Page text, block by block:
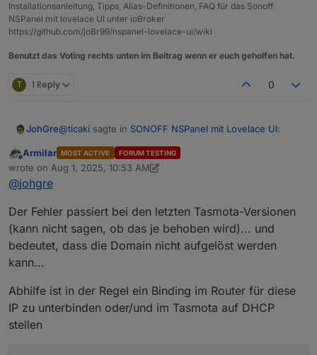
Installationsanleitung, Tipps, Alias-Definitionen, FAQ für das Sonoff
NSPanel mit lovelace UI unter ioBroker
https://github.com/joBr99/nspanel-lovelace-ui/wiki
Benutzt das Voting rechts unten im Beitrag wenn er euch geholfen hat.
T 1 Reply 0
JohGre@ticaki sagte in SONOFF NSPanel mit Lovelace UI:
Backlog UrlFetch
1:45:09.032 CMD: FlashNextion http://
11:45:09.041 MQT: ioBroker/
11:45:09.070 FLH: host: nspanel.de, port:
Offline
Armilar MOST ACTIVE FORUM TESTING
wrote on Aug 1, 2025, 10:53 AM
last edited by ArmilarAug 1, 2025, 12:56 PM
@johgre
Der Fehler passiert bei den letzten Tasmota-Versionen
(kann nicht sagen, ob das je behoben wird)... und
bedeutet, dass die Domain nicht aufgelöst werden
kann...
Abhilfe ist in der Regel ein Binding im Router für diese
IP zu unterbinden oder/und im Tasmota auf DHCP
stellen